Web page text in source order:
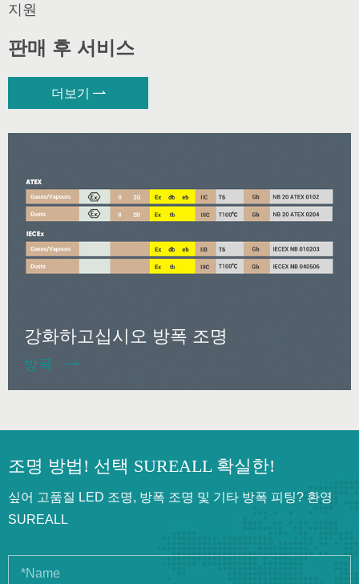
지원
판매 후 서비스
더보기 
강화하고십시오 방폭 조명
방폭 
조명 방법! 선택 SUREALL 확실한!
싶어 고품질 LED 조명, 방폭 조명 및 기타 방폭 피팅? 환영
SUREALL